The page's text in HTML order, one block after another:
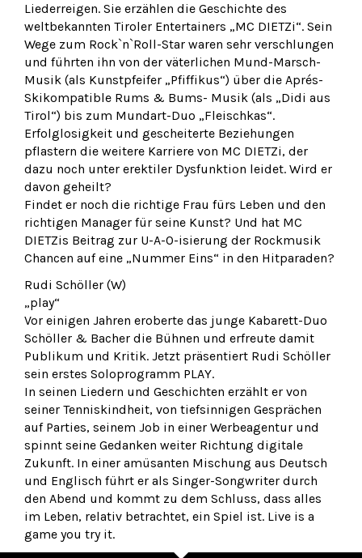
Liederreigen. Sie erzählen die Geschichte des
weltbekannten Tiroler Entertainers „MC DIETZi“. Sein
Wege zum Rock`n`Roll-Star waren sehr verschlungen
und führten ihn von der väterlichen Mund-Marsch-
Musik (als Kunstpfeifer „Pfiffikus“) über die Aprés-
Skikompatible Rums & Bums- Musik (als „Didi aus
Tirol“) bis zum Mundart-Duo „Fleischkas“.
Erfolglosigkeit und gescheiterte Beziehungen
pflastern die weitere Karriere von MC DIETZi, der
dazu noch unter erektiler Dysfunktion leidet. Wird er
davon geheilt?
Findet er noch die richtige Frau fürs Leben und den
richtigen Manager für seine Kunst? Und hat MC
DIETZis Beitrag zur U-A-O-isierung der Rockmusik
Chancen auf eine „Nummer Eins“ in den Hitparaden?
Rudi Schöller (W)
„play“
Vor einigen Jahren eroberte das junge Kabarett-Duo
Schöller & Bacher die Bühnen und erfreute damit
Publikum und Kritik. Jetzt präsentiert Rudi Schöller
sein erstes Soloprogramm PLAY.
In seinen Liedern und Geschichten erzählt er von
seiner Tenniskindheit, von tiefsinnigen Gesprächen
auf Parties, seinem Job in einer Werbeagentur und
spinnt seine Gedanken weiter Richtung digitale
Zukunft. In einer amüsanten Mischung aus Deutsch
und Englisch führt er als Singer-Songwriter durch
den Abend und kommt zu dem Schluss, dass alles
im Leben, relativ betrachtet, ein Spiel ist. Live is a
game you try it.